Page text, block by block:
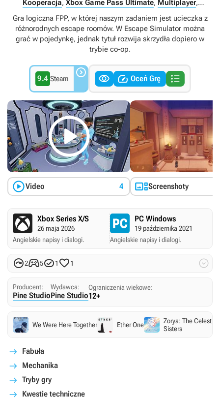
Kooperacja, Xbox Game Pass Ultimate, Multiplayer,
Singleplayer
Internet , Xbox Game Pass Premium
PC Game
Pass
Gra logiczna FPP, w której naszym zadaniem jest ucieczka z
różnorodnych escape roomów. W Escape Simulator można
grać w pojedynkę, jednak tytuł rozwija skrzydła dopiero w
trybie co-op.
9.4 Steam    Oceń Grę 

Video 4 Screenshoty
Xbox Series X/S
26 maja 2026
Angielskie napisy i dialogi.
PC Windows
19 października 2021
Angielskie napisy i dialogi.
251 1 
Producent:
Pine Studio
Wydawca:
Pine Studio
Ograniczenia wiekowe:
12+
We Were Here Together Ether One
Zorya: The Celestial
Sisters
Fabuła
Mechanika
Tryby gry
Kwestie techniczne